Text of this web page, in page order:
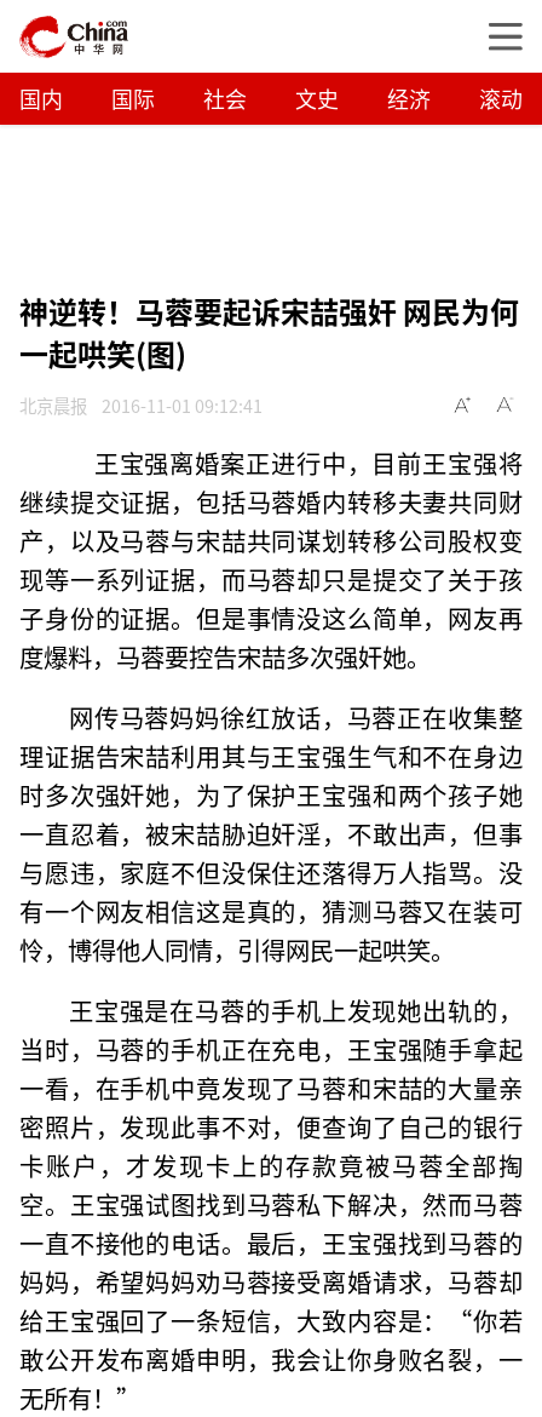
国内 国际 社会 文史 经济 滚动
神逆转！马蓉要起诉宋喆强奸 网民为何
一起哄笑(图)
北京晨报 2016-11-01 09:12:41
王宝强离婚案正进行中，目前王宝强将
继续提交证据，包括马蓉婚内转移夫妻共同财
产，以及马蓉与宋喆共同谋划转移公司股权变
现等一系列证据，而马蓉却只是提交了关于孩
子身份的证据。但是事情没这么简单，网友再
度爆料，马蓉要控告宋喆多次强奸她。
网传马蓉妈妈徐红放话，马蓉正在收集整
理证据告宋喆利用其与王宝强生气和不在身边
时多次强奸她，为了保护王宝强和两个孩子她
一直忍着，被宋喆胁迫奸淫，不敢出声，但事
与愿违，家庭不但没保住还落得万人指骂。没
有一个网友相信这是真的，猜测马蓉又在装可
怜，博得他人同情，引得网民一起哄笑。
王宝强是在马蓉的手机上发现她出轨的，
当时，马蓉的手机正在充电，王宝强随手拿起
一看，在手机中竟发现了马蓉和宋喆的大量亲
密照片，发现此事不对，便查询了自己的银行
卡账户，才发现卡上的存款竟被马蓉全部掏
空。王宝强试图找到马蓉私下解决，然而马蓉
一直不接他的电话。最后，王宝强找到马蓉的
妈妈，希望妈妈劝马蓉接受离婚请求，马蓉却
给王宝强回了一条短信，大致内容是：“你若
敢公开发布离婚申明，我会让你身败名裂，一
无所有！”